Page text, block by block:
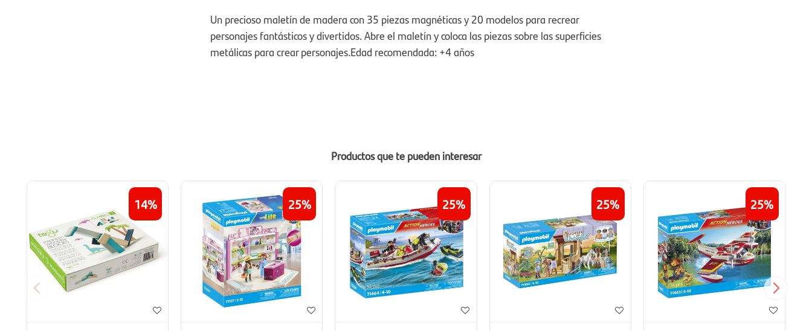
Un precioso maletín de madera con 35 piezas magnéticas y 20 modelos para recrear
personajes fantásticos y divertidos. Abre el maletín y coloca las piezas sobre las superficies
metálicas para crear personajes.Edad recomendada: +4 años
Productos que te pueden interesar
14 25 25 25 25